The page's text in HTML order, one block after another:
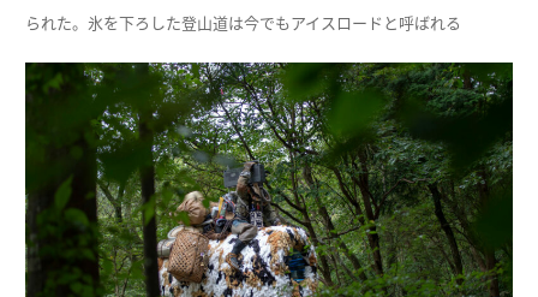
られた。氷を下ろした登山道は今でもアイスロードと呼ばれる